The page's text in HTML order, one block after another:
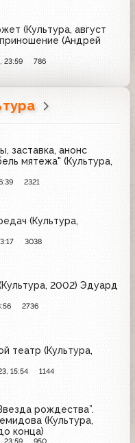
(Культура, август
(Андрей
23:59 786
заставка, анонс
мятежа" (Культура,
2321
(Культура,
3038
2002) Эдуард
2736
театр (Культура,
15:54 1144
рождества”.
(Культура,
конца)